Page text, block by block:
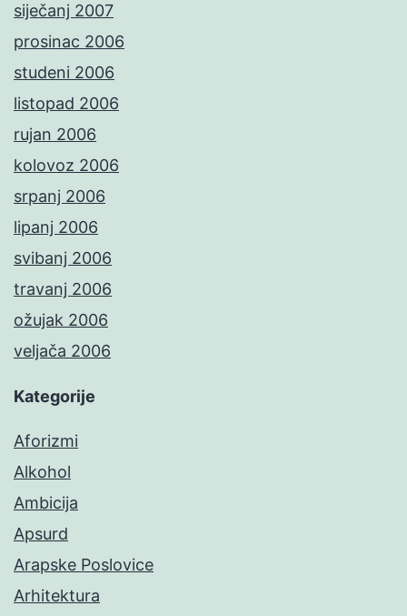
siječanj 2007
prosinac 2006
studeni 2006
listopad 2006
rujan 2006
kolovoz 2006
srpanj 2006
lipanj 2006
svibanj 2006
travanj 2006
ožujak 2006
veljača 2006
Kategorije
Aforizmi
Alkohol
Ambicija
Apsurd
Arapske Poslovice
Arhitektura